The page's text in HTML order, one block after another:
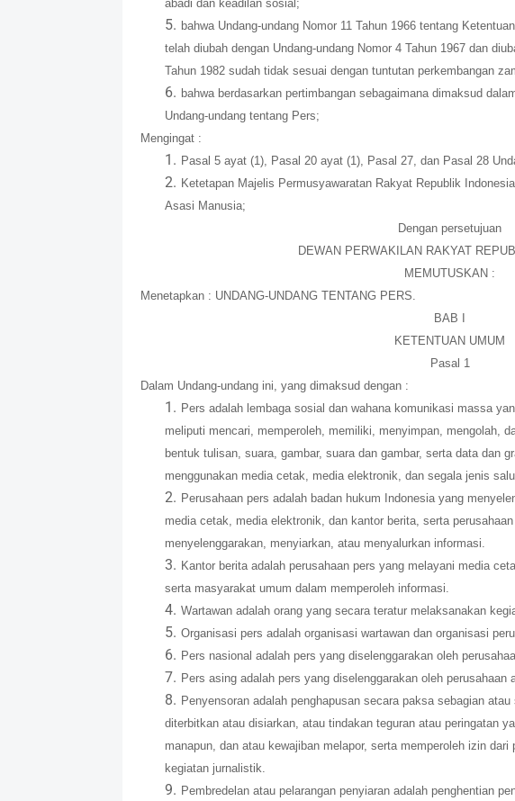
abadi dan keadilan sosial;
bahwa Undang-undang Nomor 11 Tahun 1966 tentang
telah diubah dengan Undang-undang Nomor 4 Tahun 1967 dan
Tahun 1982 sudah tidak sesuai dengan tuntutan perkembangan
bahwa berdasarkan pertimbangan sebagaimana dimaksud
Undang-undang tentang Pers;
Mengingat :
Pasal 5 ayat (1), Pasal 20 ayat (1), Pasal 27, dan Pasal 28
Ketetapan Majelis Permusyawaratan Rakyat Republik
Asasi Manusia;
Dengan persetujuan
DEWAN PERWAKILAN RAKYAT
MEMUTUSKAN :
Menetapkan : UNDANG-UNDANG TENTANG PERS.
BAB I
KETENTUAN UMUM
Pasal 1
Dalam Undang-undang ini, yang dimaksud dengan :
Pers adalah lembaga sosial dan wahana komunikasi massa
meliputi mencari, memperoleh, memiliki, menyimpan, mengolah,
bentuk tulisan, suara, gambar, suara dan gambar, serta data dan
menggunakan media cetak, media elektronik, dan segala jenis
Perusahaan pers adalah badan hukum Indonesia yang
media cetak, media elektronik, dan kantor berita, serta
menyelenggarakan, menyiarkan, atau menyalurkan informasi.
Kantor berita adalah perusahaan pers yang melayani media
serta masyarakat umum dalam memperoleh informasi.
Wartawan adalah orang yang secara teratur melaksanakan
Organisasi pers adalah organisasi wartawan dan organisasi
Pers nasional adalah pers yang diselenggarakan oleh
Pers asing adalah pers yang diselenggarakan oleh perusahaan
Penyensoran adalah penghapusan secara paksa sebagian
diterbitkan atau disiarkan, atau tindakan teguran atau peringatan
manapun, dan atau kewajiban melapor, serta memperoleh izin
kegiatan jurnalistik.
Pembredelan atau pelarangan penyiaran adalah penghentian